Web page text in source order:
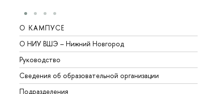
О КАМПУСЕ
О НИУ ВШЭ – Нижний Новгород
Руководство
Сведения об образовательной организации
Подразделения